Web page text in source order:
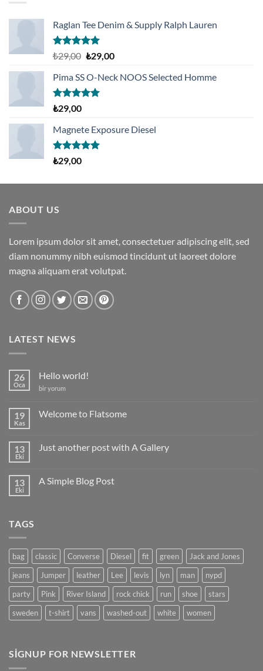
Raglan Tee Denim & Supply Ralph Lauren
5 üzerinden
oy
aldı
₺29,00 Orijinal
₺29,00.
₺29,00Şu
fiyat:
Pima SS O-Neck NOOS Selected Homme
5 üzerinden
5.00oy
aldı
₺29,00
Magnete Exposure Diesel
5 üzerinden
5.00oy
₺29,00
ABOUT US
Lorem ipsum dolor sit amet, consectetuer adipiscing elit, sed
diam nonummy nibh euismod tincidunt ut laoreet dolore
magna aliquam erat volutpat.
LATEST NEWS
26
Oca
Hello world!
Hello
bir yorum
19
Kas
Welcome to Flatsome
to
13
Eki
Just another post with A Gallery
another
13
Eki
A Simple Blog Post
TAGS
bag classic Converse Diesel fit green
Jack and Jones
jeans
Jumper leather Lee levis lyn man
nypd
party
Pink River Island rock chick run shoe
stars
sweden
t-shirt vans washed-out white women
SIGNUP FOR NEWSLETTER